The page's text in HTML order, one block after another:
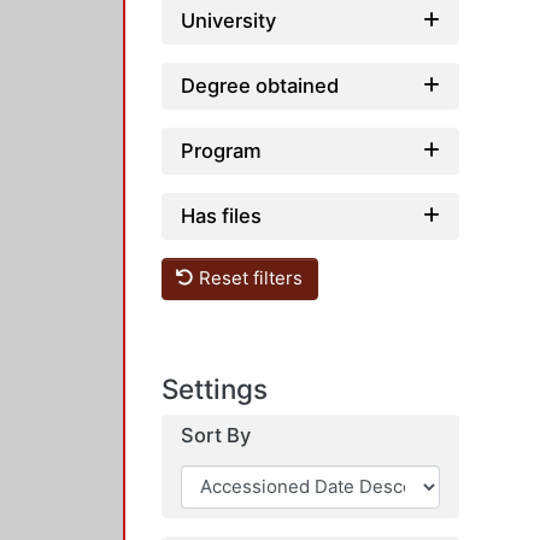
University
Degree obtained
Program
Has files
Reset filters
Settings
Sort By